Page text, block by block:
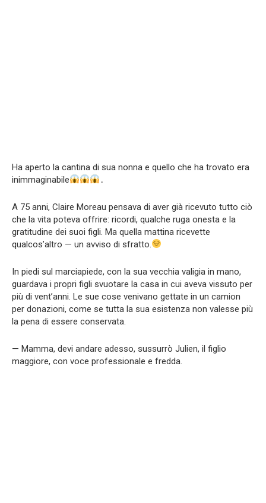
Ha aperto la cantina di sua nonna e quello che ha trovato era
inimmaginabile
․
A 75 anni, Claire Moreau pensava di aver già ricevuto tutto ciò
che la vita poteva offrire: ricordi, qualche ruga onesta e la
gratitudine dei suoi figli. Ma quella mattina ricevette
qualcos’altro — un avviso di sfratto.
In piedi sul marciapiede, con la sua vecchia valigia in mano,
guardava i propri figli svuotare la casa in cui aveva vissuto per
più di vent’anni. Le sue cose venivano gettate in un camion
per donazioni, come se tutta la sua esistenza non valesse più
la pena di essere conservata.
— Mamma, devi andare adesso, sussurrò Julien, il figlio
maggiore, con voce professionale e fredda.